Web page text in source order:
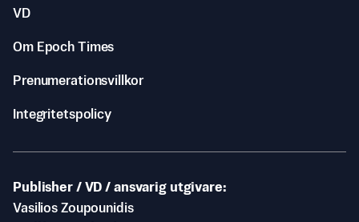
VD
Om Epoch Times
Prenumerationsvillkor
Integritetspolicy
Publisher / VD / ansvarig utgivare
Vasilios Zoupounidis